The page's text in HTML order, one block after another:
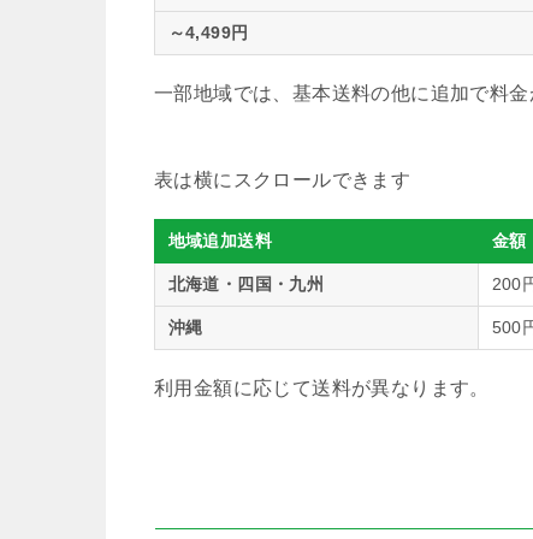
～4,499円
一部地域では、基本送料の他に追加で料金
地域追加送料 金額
北海道・四国・九州 200
沖縄 500
利用金額に応じて送料が異なります。